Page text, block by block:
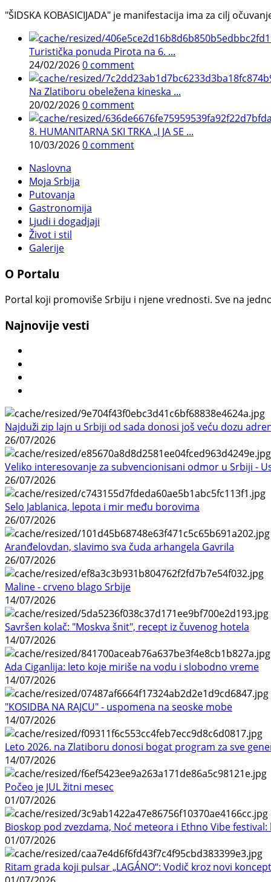
"ŠIDSKA KOBASICIJADA" je manifestacija ima za cilj
Turistička ponuda Pirota na 6. ...
24/02/20260 comment
Na Zlatiboru obeležena kineska ...
20/02/20260 comment
8. HUMANITARNA SKI TRKA „I JA SE ...
10/03/20260 comment
Naslovna
Moja Srbija
Putovanja
Gastronomija
Ljudi i dogadjaji
Život i stil
Galerije
O Portalu
Portal koji promoviše Srbiju i njene vrednosti. Sve na
Najnovije vesti
Najduži zip lajn u Srbiji od sada donosi još veću dozu
26/07/2026
Veliko interesovanje za subvencionisani odmor u Srbiji -
26/07/2026
Selo Jablanica, lepota i mir među borovima
26/07/2026
Aranđelovdan, slavimo sva čuda arhangela Gavrila
26/07/2026
Maline - crveno blago Srbije
14/07/2026
Savršen kolač: "Moskva šnit", recept iz čuvenog hotela
14/07/2026
Ada Ciganlija: leto koje miriše na vodu i slobodno vreme
14/07/2026
"KOSIDBA NA RAJCU" - uspomena na seoske mobe
14/07/2026
Leto 2026. na Zlatiboru donosi bogat program za sve
14/07/2026
Počeo je JUL žitni mesec
01/07/2026
Bioskop pod zvezdama, Noć meteora i Ethno Vibe
01/07/2026
Ritam grada koji pulsar „LAGÁNO“: Vodič kroz novi